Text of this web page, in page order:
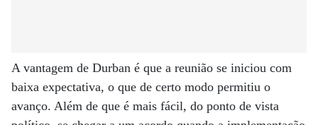
A vantagem de Durban é que a reunião se iniciou com
baixa expectativa, o que de certo modo permitiu o
avanço. Além de que é mais fácil, do ponto de vista